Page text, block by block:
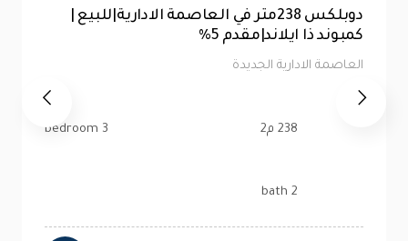
للبيع |شقة 99 متر|كمبوند ذا ايلاند العاصمة
الإدارية |تقسيط 10سنين
العاصمة الادارية الجديدة
99 م2 2 bedroom
1 bath